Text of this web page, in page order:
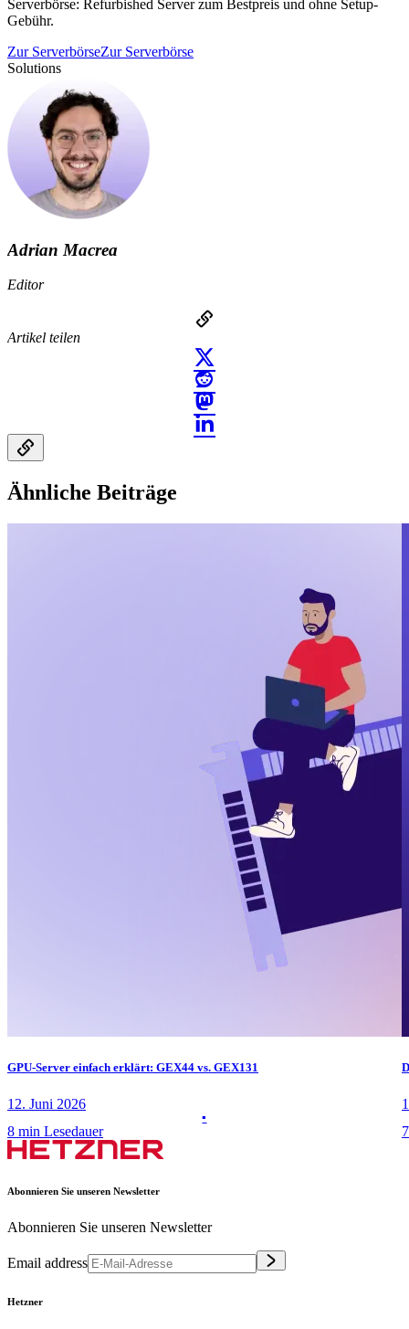
Serverbörse: Refurbished Server zum Bestpreis und ohne Setup-
Gebühr.
Zur ServerbörseZur Serverbörse
Solutions
Adrian Macrea
Editor
Artikel teilen
Ähnliche Beiträge
GPU-Server einfach erklärt: GEX44 vs. GEX131
12. Juni 2026
8 min Lesedauer
Abonnieren Sie unseren Newsletter
Abonnieren Sie unseren Newsletter
Email address
Hetzner